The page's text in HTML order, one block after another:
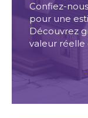
Confiez-
pour une
Découvrez
valeur réelle